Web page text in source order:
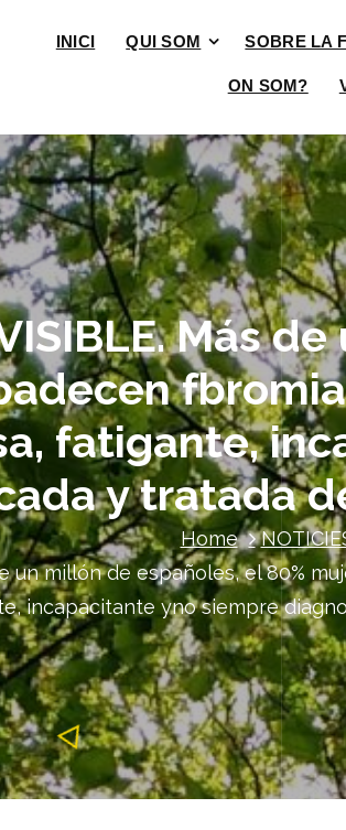
INICI QUI SOM SOBRE LA
ON SOM?
Más
fatigante,
y tratada
Home
un millón de españoles, el 80%
incapacitante yno siempre